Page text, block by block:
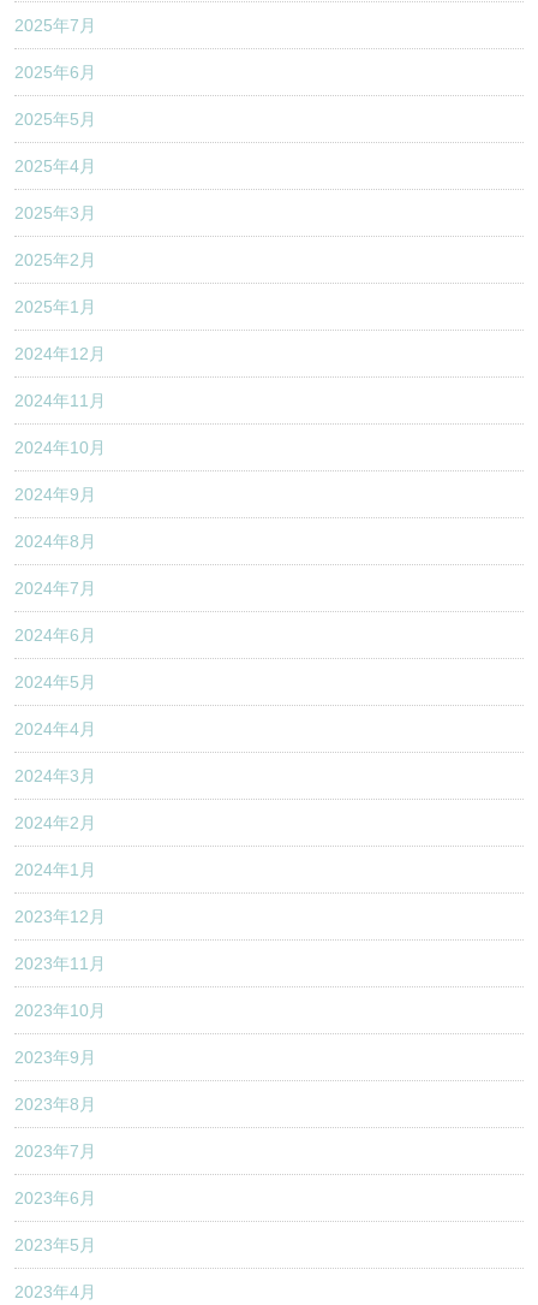
2025年7月
2025年6月
2025年5月
2025年4月
2025年3月
2025年2月
2025年1月
2024年12月
2024年11月
2024年10月
2024年9月
2024年8月
2024年7月
2024年6月
2024年5月
2024年4月
2024年3月
2024年2月
2024年1月
2023年12月
2023年11月
2023年10月
2023年9月
2023年8月
2023年7月
2023年6月
2023年5月
2023年4月